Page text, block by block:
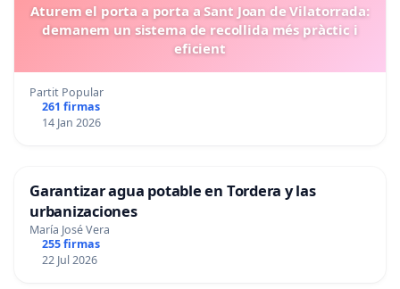
Aturem el porta a porta a Sant Joan de Vilatorrada:
demanem un sistema de recollida més pràctic i
eficient
Partit Popular
261 firmas
14 Jan 2026
Garantizar agua potable en Tordera y las
urbanizaciones
María José Vera
255 firmas
22 Jul 2026